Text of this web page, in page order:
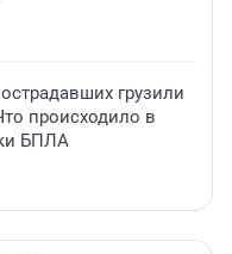
грузили
происходило в
БПЛА